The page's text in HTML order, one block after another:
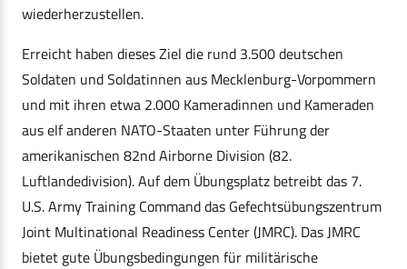
wiederherzustellen.
Erreicht haben dieses Ziel die rund 3.500 deutschen
Soldaten und Soldatinnen aus Mecklenburg-Vorpommern
und mit ihren etwa 2.000 Kameradinnen und Kameraden
aus elf anderen NATO-Staaten unter Führung der
amerikanischen 82nd Airborne Division (82.
Luftlandedivision). Auf dem Übungsplatz betreibt das 7.
U.S. Army Training Command das Gefechtsübungszentrum
Joint Multinational Readiness Center (JMRC). Das JMRC
bietet gute Übungsbedingungen für militärische